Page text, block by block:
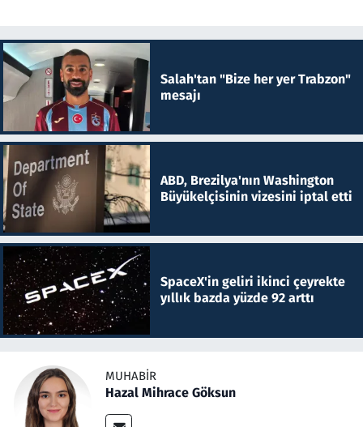
Salah'tan "Bize her yer Trabzon"
mesajı
ABD, Brezilya'nın Washington
Büyükelçisinin vizesini iptal etti
SpaceX'in geliri ikinci çeyrekte
yıllık bazda yüzde 92 arttı
MUHABIR
Hazal Mihrace Göksun